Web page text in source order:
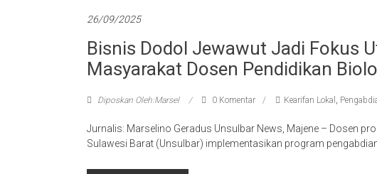
26/09/2025
Bisnis Dodol Jewawut Jadi Fokus
Masyarakat Dosen Pendidikan
Diposkan Oleh:Marsel 0 Komentar Kearifan Lokal ,
Jurnalis: Marselino Geradus Unsulbar News, Majene – Dosen
Sulawesi Barat (Unsulbar) implementasikan program